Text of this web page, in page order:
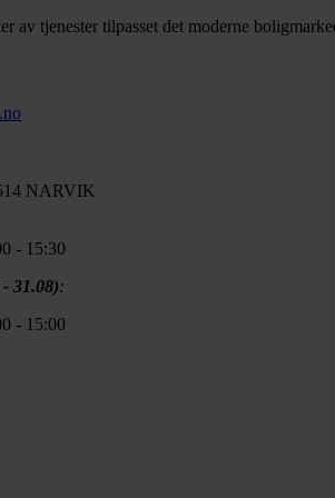
av tjenester tilpasset det moderne
NARVIK
- 15:30
31.08):
- 15:00